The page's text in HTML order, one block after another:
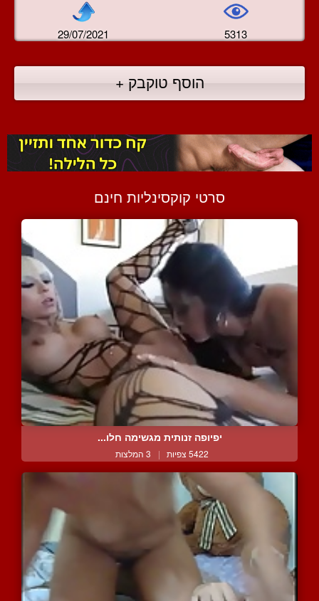
29/07/2021 5313
הוסף טוקבק +
סרטי קוקסינליות חינם
יפיופה זנותית מגשימה חלו...
5422 צפיות | 3 המלצות